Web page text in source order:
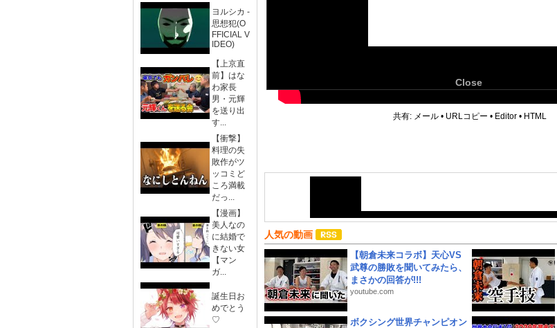
ヨルシカ -
思想犯(O
FFICIAL V
IDEO)
【上京直
前】はな
わ家長
男・元輝
を送り出
す...
【衝撃】
料理の失
敗作がツ
ッコミど
ころ満載
だっ...
【漫画】
美人なの
に結婚で
きない女
【マン
ガ...
誕生日お
めでとう
♡
Close
共有: メール • URLコピー • Editor • HTML
人気の動画
【朝倉未来コラボ】天心VS
武尊の勝敗を聞いてみたら、
まさかの回答が!!!
youtube.com
ボクシング世界チャンピオン